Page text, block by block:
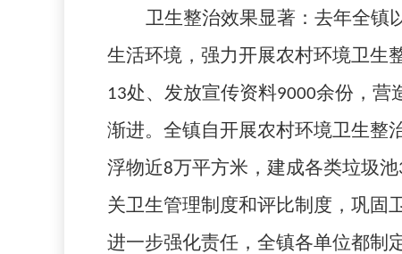
卫生整治效果显著：去年全镇
生活环境，强力开展农村环境卫生
13处、发放宣传资料9000余份，营
渐进。全镇自开展农村环境卫生整
浮物近8万平方米，建成各类垃圾池
关卫生管理制度和评比制度，巩固
进一步强化责任，全镇各单位都制